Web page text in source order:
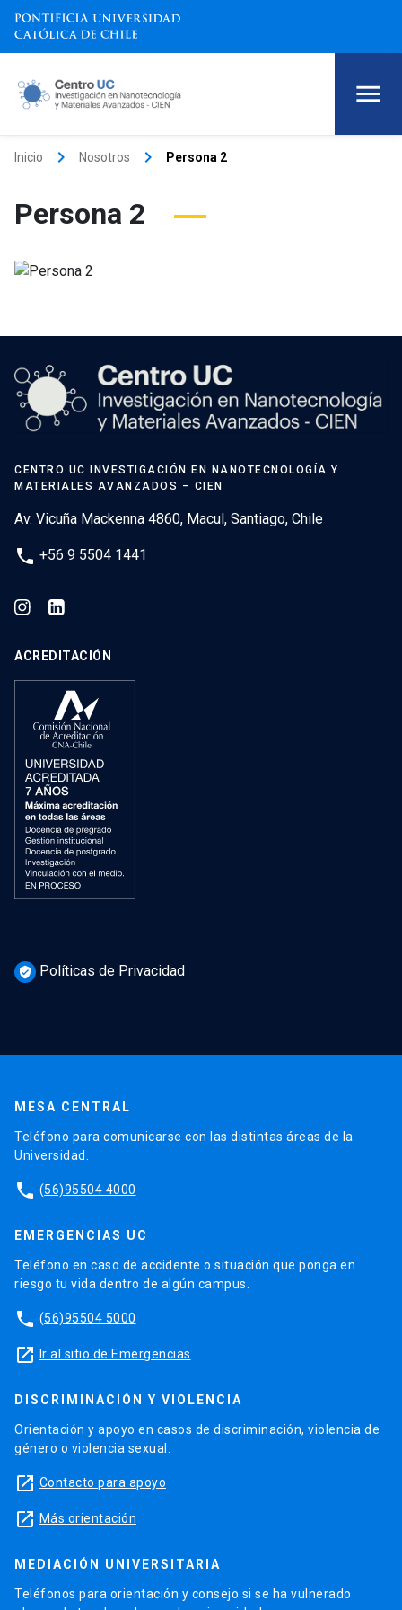
Inicio keyboard_arrow_right Nosotros keyboard_arrow_right Persona 2
Persona 2
CENTRO UC INVESTIGACIÓN EN NANOTECNOLOGÍA Y
MATERIALES AVANZADOS – CIEN
Av. Vicuña Mackenna 4860, Macul, Santiago, Chile
phone +56 9 5504 1441
ACREDITACIÓN
verified_user Políticas de Privacidad
MESA CENTRAL
Teléfono para comunicarse con las distintas áreas de la
Universidad.
phone (56)95504 4000
EMERGENCIAS UC
Teléfono en caso de accidente o situación que ponga en
riesgo tu vida dentro de algún campus.
phone (56)95504 5000
launch Ir al sitio de Emergencias
DISCRIMINACIÓN Y VIOLENCIA
Orientación y apoyo en casos de discriminación, violencia de
género o violencia sexual.
launch Contacto para apoyo
launch Más orientación
MEDIACIÓN UNIVERSITARIA
Teléfonos para orientación y consejo si se ha vulnerado